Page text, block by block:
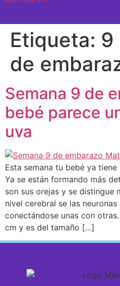
Etiqueta: 9
de
Semana 9 de
bebé parece
uva
Esta semana tu bebé ya
Ya se están formando más
son sus orejas y se distingue
nivel cerebral se las
conectándose unas con
cm y es del tamaño […]